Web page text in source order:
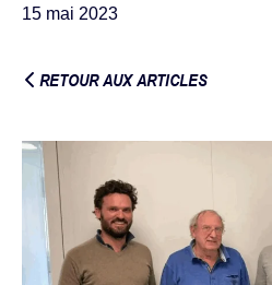
15 mai 2023
RETOUR AUX ARTICLES